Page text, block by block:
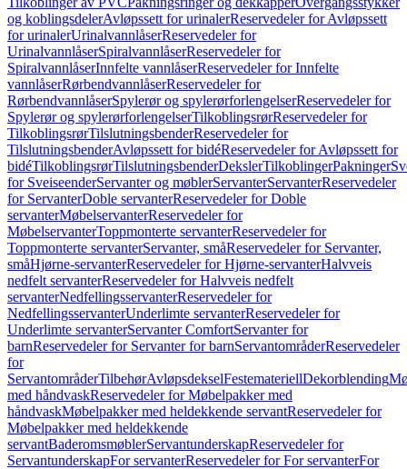
og koblingsdelerAvløpssett for urinalerReservedeler for Avløpssett
for urinalerUrinalvannlåserReservedeler for
UrinalvannlåserSpiralvannlåserReservedeler for
SpiralvannlåserInnfelte vannlåserReservedeler for Innfelte
vannlåserRørbendvannlåserReservedeler for
RørbendvannlåserSpylerør og spylerørforlengelserReservedeler for
Spylerør og spylerørforlengelserTilkoblingsrørReservedeler for
TilkoblingsrørTilslutningsbenderReservedeler for
TilslutningsbenderAvløpssett for bidéReservedeler for Avløpssett for
bidéTilkoblingsrørTilslutningsbenderDekslerTilkoblingerPakninger
for SveiseenderServanter og møblerServanterServanterReservedeler
for ServanterDoble servanterReservedeler for Doble
servanterMøbelservanterReservedeler for
MøbelservanterToppmonterte servanterReservedeler for
Toppmonterte servanterServanter, småReservedeler for Servanter,
småHjørne-servanterReservedeler for Hjørne-servanterHalvveis
nedfelt servanterReservedeler for Halvveis nedfelt
servanterNedfellingsservanterReservedeler for
NedfellingsservanterUnderlimte servanterReservedeler for
Underlimte servanterServanter ComfortServanter for
barnReservedeler for Servanter for barnServantområderReservedeler
for
ServantområderTilbehørAvløpsdekselFestemateriellDekorblending
med håndvaskReservedeler for Møbelpakker med
håndvaskMøbelpakker med heldekkende servantReservedeler for
Møbelpakker med heldekkende
servantBaderomsmøblerServantunderskapReservedeler for
ServantunderskapFor servanterReservedeler for For servanterFor